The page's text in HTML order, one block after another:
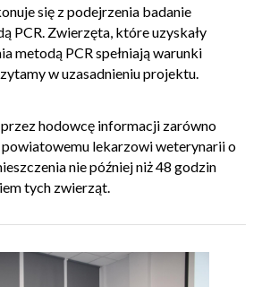
się z podejrzenia badanie
PCR. Zwierzęta, które uzyskały
metodą PCR spełniają warunki
w uzasadnieniu projektu.
hodowcę informacji zarówno
powiatowemu lekarzowi weterynarii o
nie później niż 48 godzin
tych zwierząt.